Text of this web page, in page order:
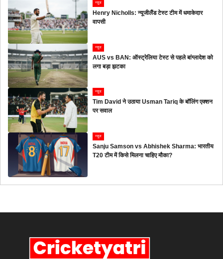
न्यूज
Henry Nicholls: न्यूजीलैंड टेस्ट टीम में धमाकेदार
वापसी
न्यूज
AUS vs BAN: ऑस्ट्रेलिया टेस्ट से पहले बांग्लादेश को
लगा बड़ा झटका
न्यूज
Tim David ने उठाया Usman Tariq के बॉलिंग एक्शन
पर सवाल
न्यूज
Sanju Samson vs Abhishek Sharma: भारतीय
T20 टीम में किसे मिलना चाहिए मौका?